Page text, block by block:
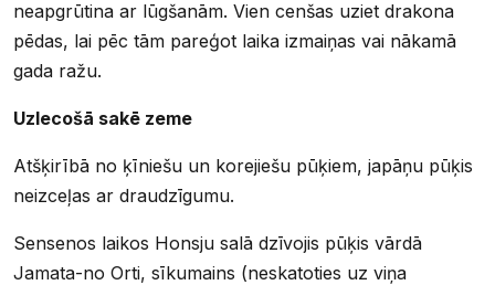
neapgrūtina ar lūgšanām. Vien cenšas uziet drakona
pēdas, lai pēc tām pareģot laika izmaiņas vai nākamā
gada ražu.
Uzlecošā sakē zeme
Atšķirībā no ķīniešu un korejiešu pūķiem, japāņu pūķis
neizceļas ar draudzīgumu.
Sensenos laikos Honsju salā dzīvojis pūķis vārdā
Jamata-no Orti, sīkumains (neskatoties uz viņa